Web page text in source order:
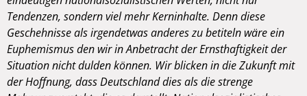
Tendenzen, sondern viel mehr Kerninhalte. Denn diese
Geschehnisse als irgendetwas anderes zu betiteln wäre ein
Euphemismus den wir in Anbetracht der Ernsthaftigkeit der
Situation nicht dulden können. Wir blicken in die Zukunft mit
der Hoffnung, dass Deutschland dies als die strenge